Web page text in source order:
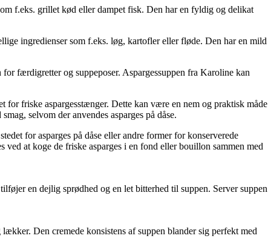
f.eks. grillet kød eller dampet fisk. Den har en fyldig og delikat
ingredienser som f.eks. løg, kartofler eller fløde. Den har en mild
færdigretter og suppeposer. Aspargessuppen fra Karoline kan
for friske aspargesstænger. Dette kan være en nem og praktisk måde
selvom der anvendes asparges på dåse.
for asparges på dåse eller andre former for konserverede
ved at koge de friske asparges i en fond eller bouillon sammen med
en dejlig sprødhed og en let bitterhed til suppen. Server suppen
Den cremede konsistens af suppen blander sig perfekt med